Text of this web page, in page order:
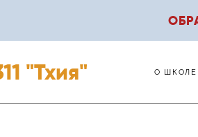
"Тхия" О ШКОЛЕ